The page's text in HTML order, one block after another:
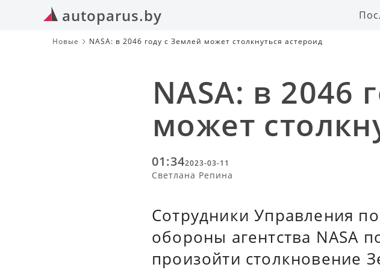
autoparus.by
Новые NASA: в 2046 году с Землей может столкнуться астероид
NASA: в 2046
может
01:342023-03-11
Светлана Репина
Сотрудники Управления
обороны агентства NASA
произойти столкновение